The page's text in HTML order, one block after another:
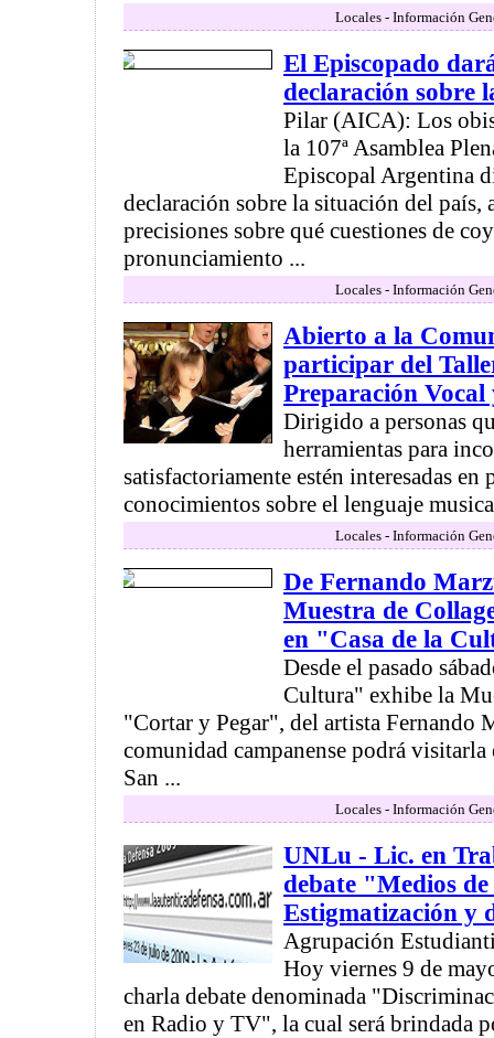
Locales - Información
El Episcopado
declaración sobre
Pilar (AICA): Los
la 107ª Asamblea
Episcopal Argentina
declaración sobre la situación del país,
precisiones sobre qué cuestiones de
pronunciamiento ...
Locales - Información
Abierto a la
participar del
Preparación
Dirigido a personas
herramientas para
satisfactoriamente estén interesadas en
conocimientos sobre el lenguaje
Locales - Información
De Fernando
Muestra de
en "Casa de la
Desde el pasado
Cultura" exhibe la
"Cortar y Pegar", del artista Fernando
comunidad campanense podrá
San ...
Locales - Información
UNLu - Lic. en
debate "Medios
Estigmatización y
Agrupación
Hoy viernes 9 de
charla debate denominada
en Radio y TV", la cual será brindada